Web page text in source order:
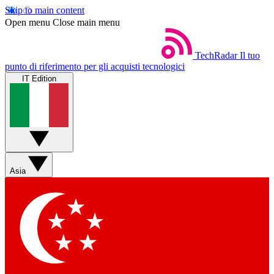
Skip to main content
Open menu Close main menu
TechRadar Il tuo
punto di riferimento per gli acquisti tecnologici
IT Edition
Asia